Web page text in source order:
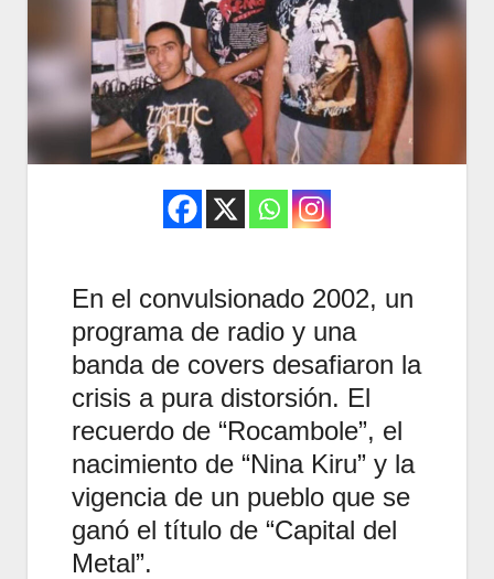
En el convulsionado 2002, un
programa de radio y una
banda de covers desafiaron la
crisis a pura distorsión. El
recuerdo de “Rocambole”, el
nacimiento de “Nina Kiru” y la
vigencia de un pueblo que se
ganó el título de “Capital del
Metal”.